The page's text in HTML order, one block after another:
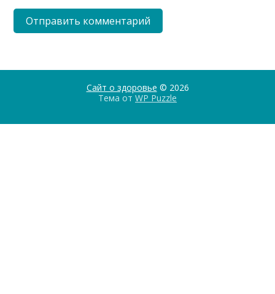
Сайт о здоровье © 2026
Тема от WP Puzzle